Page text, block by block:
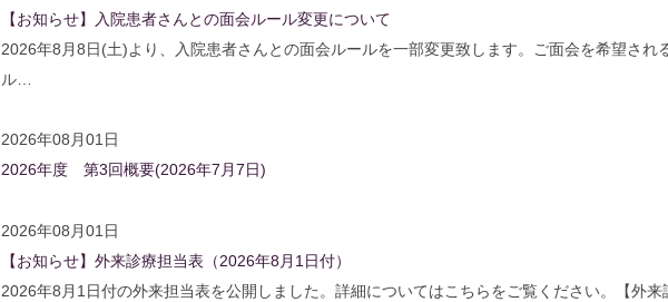
【お知らせ】入院患者さんとの面会ルール変更について
2026年8月8日(土)より、入院患者さんとの面会ルールを一部変更致します。ご面会を希望され
ル…
2026年08月01日
2026年度 第3回概要(2026年7月7日)
2026年08月01日
【お知らせ】外来診療担当表（2026年8月1日付）
2026年8月1日付の外来担当表を公開しました。詳細についてはこちらをご覧ください。【外来